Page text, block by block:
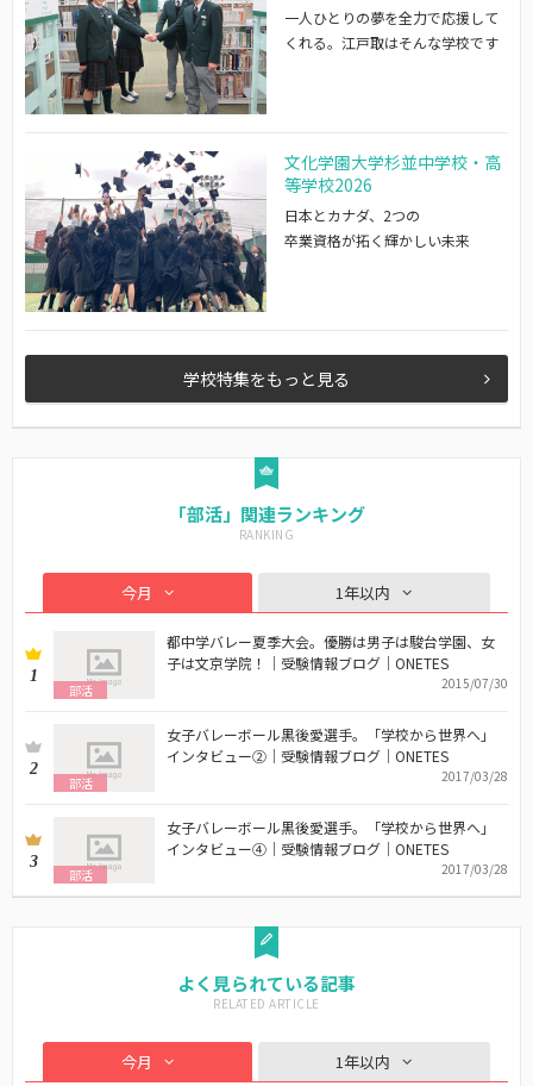
一人ひとりの夢を全力で応援して
くれる。江戸取はそんな学校です
文化学園大学杉並中学校・高
等学校2026
日本とカナダ、2つの
卒業資格が拓く輝かしい未来
学校特集をもっと見る
「部活」関連ランキング
今月 1年以内
1
部活
都中学バレー夏季大会。優勝は男子は駿台学園、女
子は文京学院！｜受験情報ブログ｜ONETES
2015/07/30
2
部活
女子バレーボール黒後愛選手。「学校から世界へ」
インタビュー②｜受験情報ブログ｜ONETES
2017/03/28
3
部活
女子バレーボール黒後愛選手。「学校から世界へ」
インタビュー④｜受験情報ブログ｜ONETES
2017/03/28
よく見られている記事
今月 1年以内